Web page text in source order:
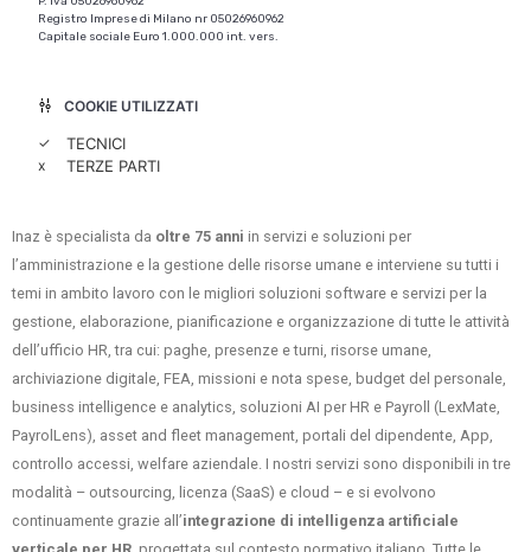
Registro Imprese di Milano nr 05026960962
Capitale sociale Euro 1.000.000 int. vers.
COOKIE UTILIZZATI
✓ TECNICI
x TERZE PARTI
Inaz è specialista da oltre 75 anni in servizi e soluzioni per
l’amministrazione e la gestione delle risorse umane e interviene su tutti i
temi in ambito lavoro con le migliori soluzioni software e servizi per la
gestione, elaborazione, pianificazione e organizzazione di tutte le attività
dell’ufficio HR, tra cui: paghe, presenze e turni, risorse umane,
archiviazione digitale, FEA, missioni e nota spese, budget del personale,
business intelligence e analytics, soluzioni AI per HR e Payroll (LexMate,
PayrolLens), asset and fleet management, portali del dipendente, App,
controllo accessi, welfare aziendale. I nostri servizi sono disponibili in tre
modalità – outsourcing, licenza (SaaS) e cloud – e si evolvono
continuamente grazie all’integrazione di intelligenza artificiale